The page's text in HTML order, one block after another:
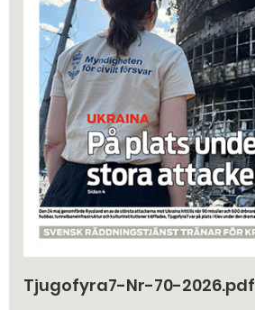
Tjugofyra7-Nr-70-2026.pdf